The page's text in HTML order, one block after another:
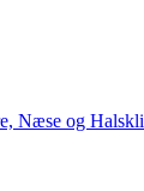
Næse og